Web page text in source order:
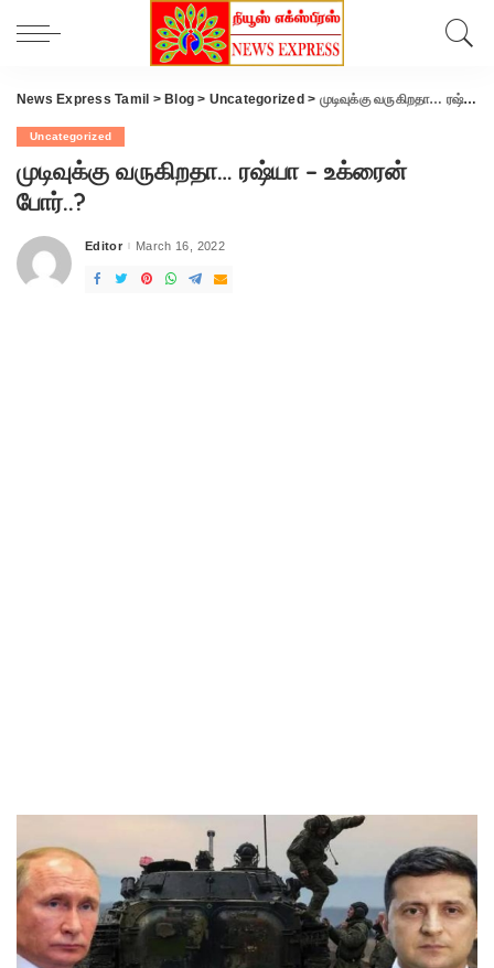
News Express Tamil > Blog > Uncategorized > முடிவுக்கு வருகிறதா… ரஷ்யா – உக்ரைன் போர்..?
Uncategorized
முடிவுக்கு வருகிறதா… ரஷ்யா – உக்ரைன்
போர்..?
Posted
Editor March 16, 2022